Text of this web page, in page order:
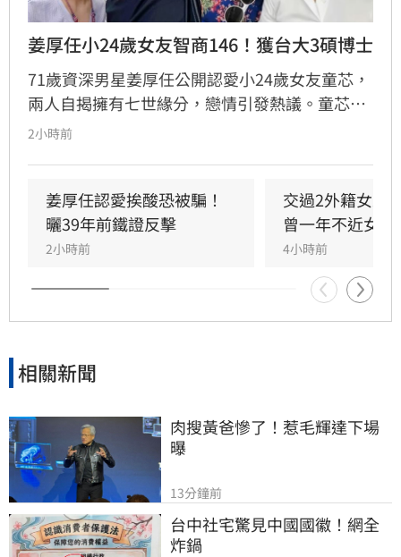
姜厚任小24歲女友智商146！獲台大3碩博士
71歲資深男星姜厚任公開認愛小24歲女友童芯，
兩人自揭擁有七世緣分，戀情引發熱議。童芯被
譽為全方位學霸，擁有146高智商，不僅取得台
助管理跨領域資源，讓童芯專注研發。童芯除學
術成就外，還具備特殊靈性體驗，曾在廟宇創下
連續擲出42個聖筊的奇蹟。兩人超越傳統男女情
愛，以理性思維與能力互補模式，共同經營科
技、文化與農業事業，展開跨越世紀的合作使
命。
2小時前
姜厚任認愛挨酸恐被騙！
曬39年前鐵證反擊
2小時前
交過2外籍女友
曾一年不近女色
4小時前
相關新聞
肉搜黃爸慘了！惹毛輝達下場
曝
13分鐘前
台中社宅驚見中國國徽！網全
炸鍋